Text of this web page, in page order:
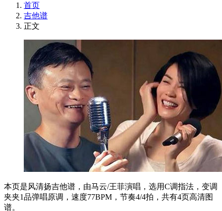
首页
吉他谱
正文
本页是风清扬吉他谱，由马云/王菲演唱，选用C调指法，变调
夹夹1品弹唱原调，速度77BPM，节奏4/4拍，共有4页高清图
谱。